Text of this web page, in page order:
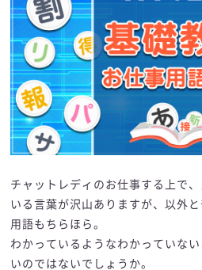
チャットレディのお仕事する上で
いる言葉が沢山ありますが、以外
用語もちらほら。
わかっているようなわかっていな
いのではないでしょうか。